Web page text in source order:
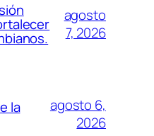
agosto
7, 2026
la
agosto 6,
2026